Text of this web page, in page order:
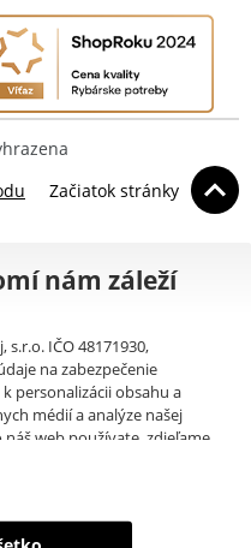
Začiatok stránky
nám záleží
IČO 48171930,
na zabezpečenie
personalizácii obsahu a
médií a analýze našej
web používate, zdieľame
ktoré získali v dôsledku